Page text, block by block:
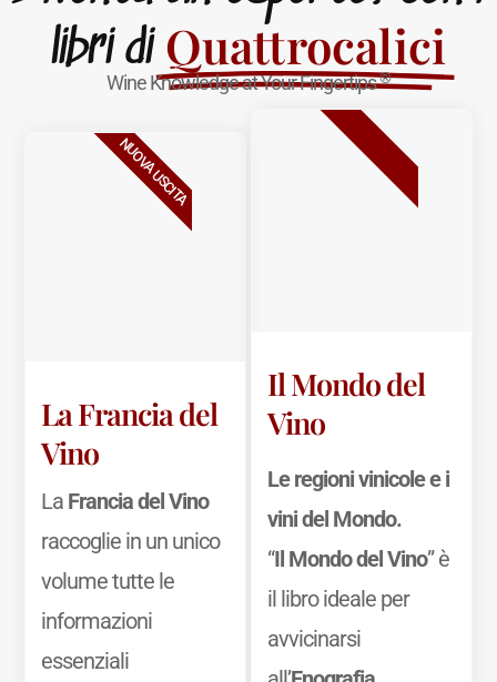
libri di Quattrocalici
Wine Knowledge at Your Fingertips®
La Francia del
Vino
La Francia del Vino
raccoglie in un unico
volume tutte le
informazioni
essenziali
NUOVA USCITA
Il Mondo del
Vino
Le regioni vinicole e i
vini del Mondo.
“Il Mondo del Vino” è
il libro ideale per
avvicinarsi
BESTSELLER